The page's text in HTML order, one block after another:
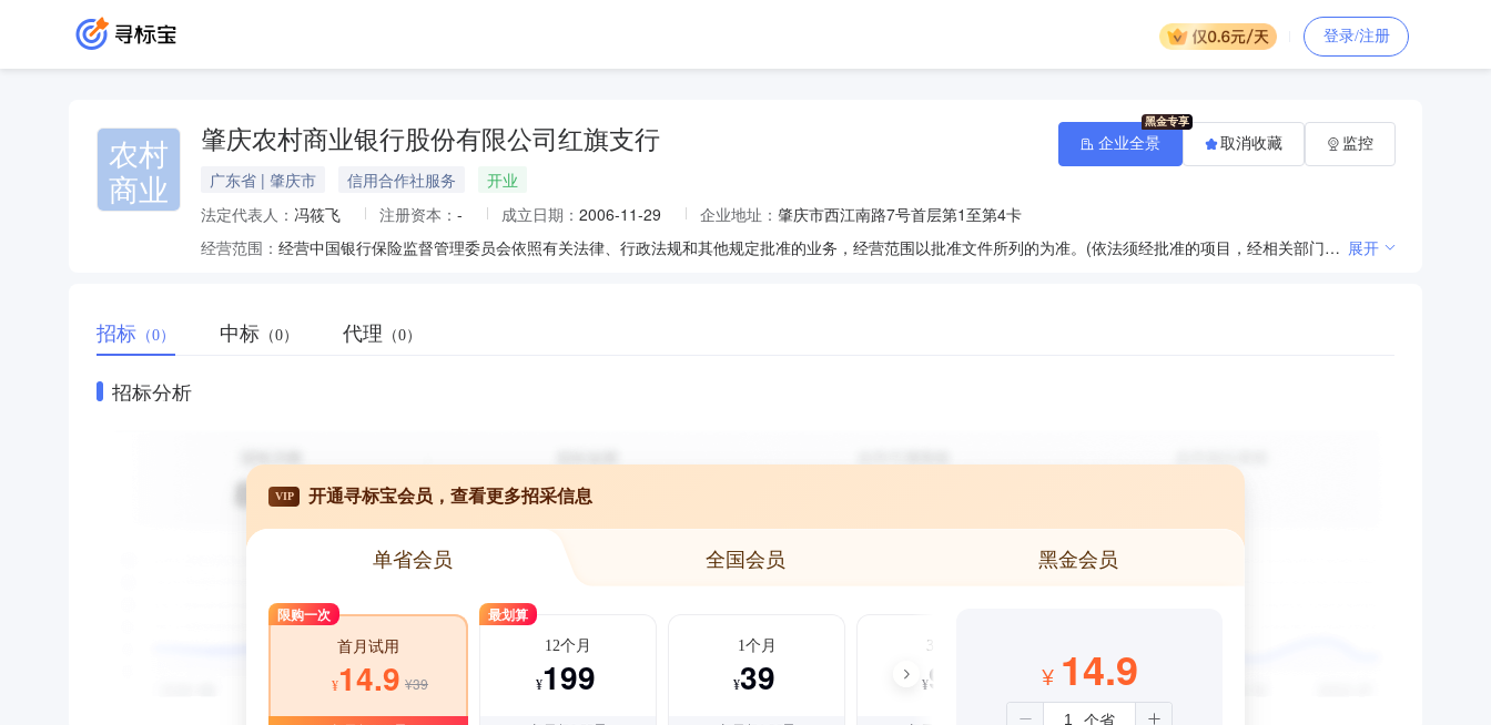
登录/注册
农村
商业
肇庆农村商业银行股份有限公司红旗支行
广东省 | 肇庆市 信用合作社服务
开业
法定代表人： 冯筱飞 注册资本： - 成立日期： 2006-11-29 企业地址： 肇庆市西江南路7号首层第1至第4卡
经营范围：
经营中国银行保险监督管理委员会依照有关法律、行政法规和其他规定批准的业务，经营范围以批准文件所列的为准。(依法须经批准的项目，经相关部门批准后方可开展经营活动) 展开
企业全景 取消收藏 监控
招标 （0） 中标 （0） 代理 （0）
招标分析
VIP 开通寻标宝会员，查看更多招采信息
单省会员 全国会员 黑金会员
限购一次
首月试用
¥14.9 ¥39
最划算
12个月
¥199
1个月
¥39
3个月
¥99 ¥ 14.9